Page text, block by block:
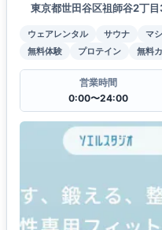
東京都世田谷区祖師谷2丁
ウェアレンタル サウナ マ
無料体験
プロテイン 無料
営業時間
0:00〜24:00